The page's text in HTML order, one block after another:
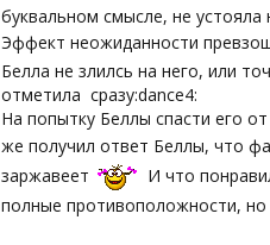
буквальном смысле, не
Эффект неожиданности
Белла не злилсь на него, или
отметила сразу:dance4:
На попытку Беллы спасти его
же получил ответ Беллы, что
заржавеет
И что
полные противоположности, но